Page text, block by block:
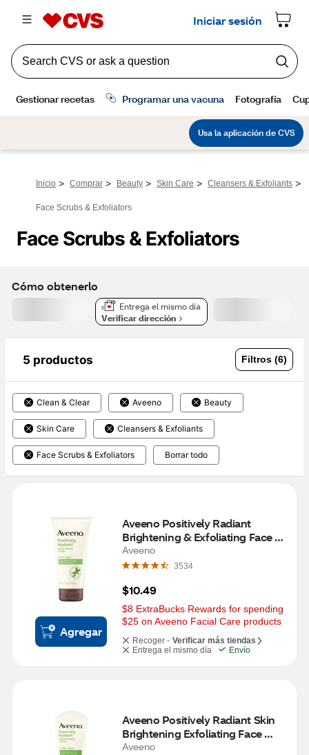
Inicio > Comprar > Beauty > Skin Care > Cleansers & Exfoliants >
Face Scrubs & Exfoliators
Face Scrubs & Exfoliators
Cómo obtenerlo
Entrega el mismo día
Verificar dirección
5 productos Filtros (6)
Clean & Clear Aveeno Beauty
Skin Care Cleansers & Exfoliants
Face Scrubs & Exfoliators Borrar todo
Agregar
Aveeno Positively Radiant
Brightening & Exfoliating Face
Scrub, 5 OZ
Aveeno
3534
$10.49
$8 ExtraBucks Rewards for spending
$25 on Aveeno Facial Care products
Recoger - Verificar más tiendas
Entrega el mismo día
Envío
Aveeno Positively Radiant Skin
Brightening Exfoliating Face
Scrub, 7 OZ
Aveeno